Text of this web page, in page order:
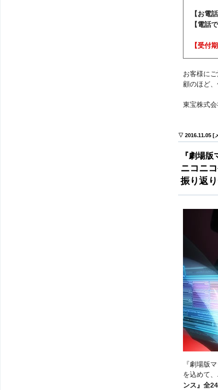
【お電
【電話
【受付
お客様に
顧のほど
東宝株式
▽ 2016.11.05 [
『劇場
ニコニ
振り返
『劇場版
を込めて、
ンス』全